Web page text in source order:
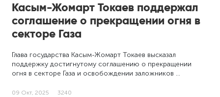
Касым-Жомарт Токаев поддержал
соглашение о прекращении огня в
секторе Газа
Глава государства Касым-Жомарт Токаев высказал
поддержку достигнутому соглашению о прекращении
огня в секторе Газа и освобождении заложников …
09 Окт, 2025 3240